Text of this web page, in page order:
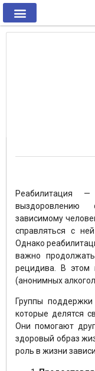
зависимому
справляться с
Однако
важно
рецидива. В этом
(анонимных
Группы
которые делятся
Они помогают
здоровый образ
роль в жизни